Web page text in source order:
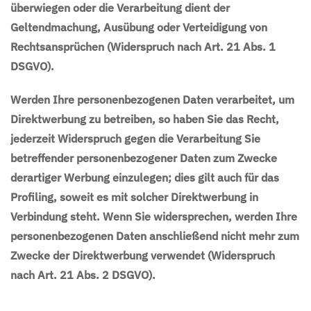
überwiegen oder die Verarbeitung dient der
Geltendmachung, Ausübung oder Verteidigung von
Rechtsansprüchen (Widerspruch nach Art. 21 Abs. 1
DSGVO).
Werden Ihre personenbezogenen Daten verarbeitet, um
Direktwerbung zu betreiben, so haben Sie das Recht,
jederzeit Widerspruch gegen die Verarbeitung Sie
betreffender personenbezogener Daten zum Zwecke
derartiger Werbung einzulegen; dies gilt auch für das
Profiling, soweit es mit solcher Direktwerbung in
Verbindung steht. Wenn Sie widersprechen, werden Ihre
personenbezogenen Daten anschließend nicht mehr zum
Zwecke der Direktwerbung verwendet (Widerspruch
nach Art. 21 Abs. 2 DSGVO).